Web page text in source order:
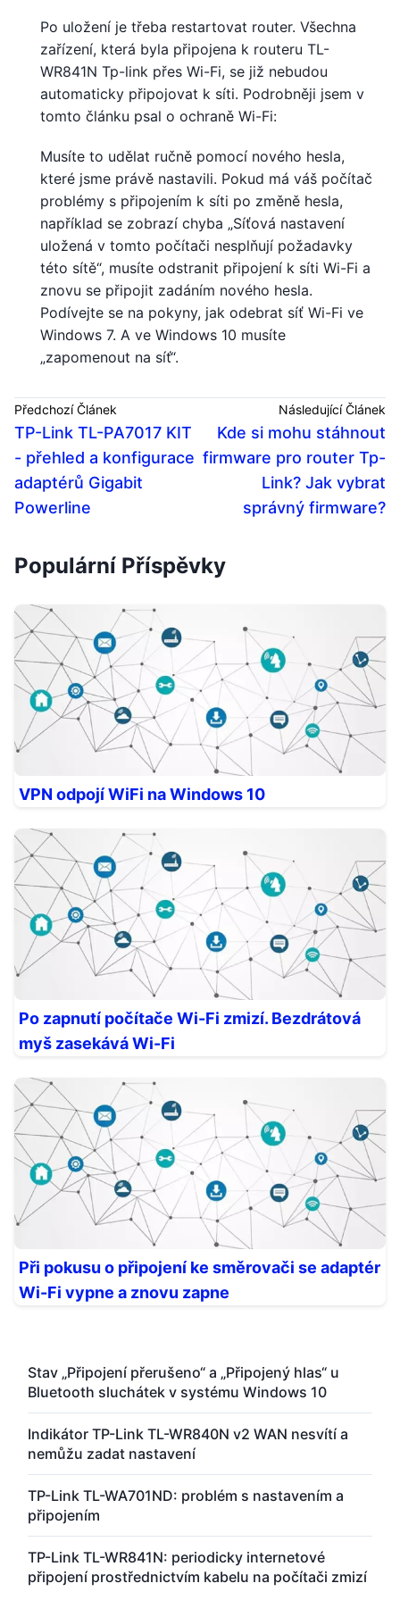
Po uložení je třeba restartovat router. Všechna
zařízení, která byla připojena k routeru TL-
WR841N Tp-link přes Wi-Fi, se již nebudou
automaticky připojovat k síti. Podrobněji jsem v
tomto článku psal o ochraně Wi-Fi:
Musíte to udělat ručně pomocí nového hesla,
které jsme právě nastavili. Pokud má váš počítač
problémy s připojením k síti po změně hesla,
například se zobrazí chyba „Síťová nastavení
uložená v tomto počítači nesplňují požadavky
této sítě“, musíte odstranit připojení k síti Wi-Fi a
znovu se připojit zadáním nového hesla.
Podívejte se na pokyny, jak odebrat síť Wi-Fi ve
Windows 7. A ve Windows 10 musíte
„zapomenout na síť“.
Předchozí Článek
TP-Link TL-PA7017 KIT
- přehled a konfigurace
adaptérů Gigabit
Powerline
Následující Článek
Kde si mohu stáhnout
firmware pro router Tp-
Link? Jak vybrat
správný firmware?
Populární Příspěvky
VPN odpojí WiFi na Windows 10
Po zapnutí počítače Wi-Fi zmizí. Bezdrátová
myš zasekává Wi-Fi
Při pokusu o připojení ke směrovači se adaptér
Wi-Fi vypne a znovu zapne
Stav „Připojení přerušeno“ a „Připojený hlas“ u
Bluetooth sluchátek v systému Windows 10
Indikátor TP-Link TL-WR840N v2 WAN nesvítí a
nemůžu zadat nastavení
TP-Link TL-WA701ND: problém s nastavením a
připojením
TP-Link TL-WR841N: periodicky internetové
připojení prostřednictvím kabelu na počítači zmizí